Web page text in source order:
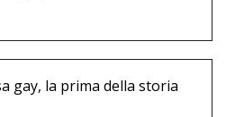
gay, la prima della storia